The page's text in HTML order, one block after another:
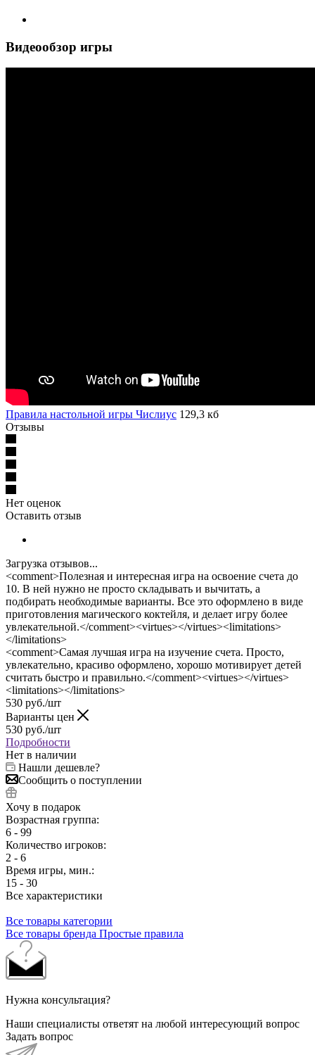
Видеообзор игры
Правила настольной игры Числиус 129,3 кб
Отзывы
Нет оценок
Оставить отзыв
Загрузка отзывов...
<comment>Полезная и интересная игра на освоение счета до
10. В ней нужно не просто складывать и вычитать, а
подбирать необходимые варианты. Все это оформлено в виде
приготовления магического коктейля, и делает игру более
увлекательной.</comment><virtues></virtues><limitations>
</limitations>
<comment>Самая лучшая игра на изучение счета. Просто,
увлекательно, красиво оформлено, хорошо мотивирует детей
считать быстро и правильно.</comment><virtues></virtues>
<limitations></limitations>
530 руб./шт
Варианты цен
530 руб./шт
Подробности
Нет в наличии
Нашли дешевле?
Сообщить о поступлении
Хочу в подарок
Возрастная группа:
6 - 99
Количество игроков:
2 - 6
Время игры, мин.:
15 - 30
Все характеристики
Все товары категории
Все товары бренда Простые правила
Нужна консультация?
Наши специалисты ответят на любой интересующий вопрос
Задать вопрос